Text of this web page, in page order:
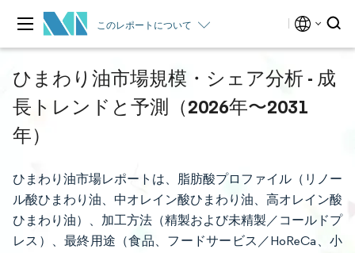
このレポートについて
ひまわり油市場規模・シェア分析 - 成
長トレンドと予測（2026年〜2031
年）
ひまわり油市場レポートは、脂肪酸プロファイル（リノー
ル酸ひまわり油、中オレイン酸ひまわり油、高オレイン酸
ひまわり油）、加工方法（精製および未精製／コールドプ
レス）、最終用途（食品、フードサービス／HoReCa、小